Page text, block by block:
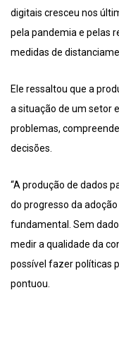
digitais cresceu nos
pela pandemia e pelas
medidas de
Ele ressaltou que a
a situação de um setor
problemas,
decisões.
“A produção de dados
do progresso da
fundamental. Sem
medir a qualidade da
possível fazer políticas
pontuou.